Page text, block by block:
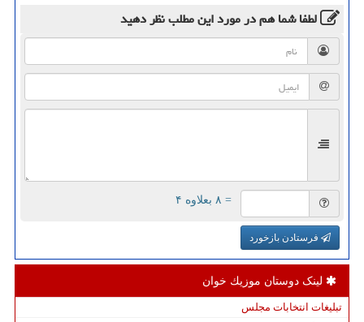
لطفا شما همدر مورد این مطلبنظر دهید
= ۸ بعلاوه ۴
فرستادن بازخورد
لینک دوستان موزیك خوان
تبلیغات انتخابات مجلس